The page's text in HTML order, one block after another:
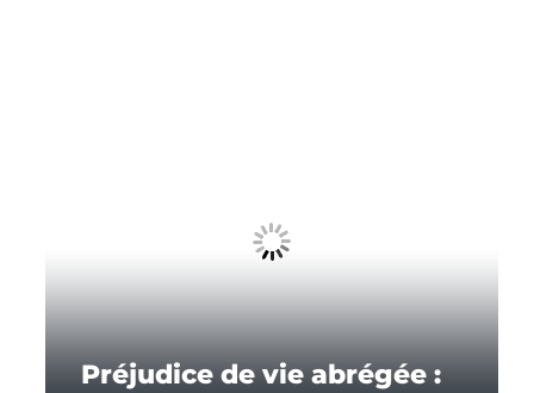
Préjudice de vie abrégée :